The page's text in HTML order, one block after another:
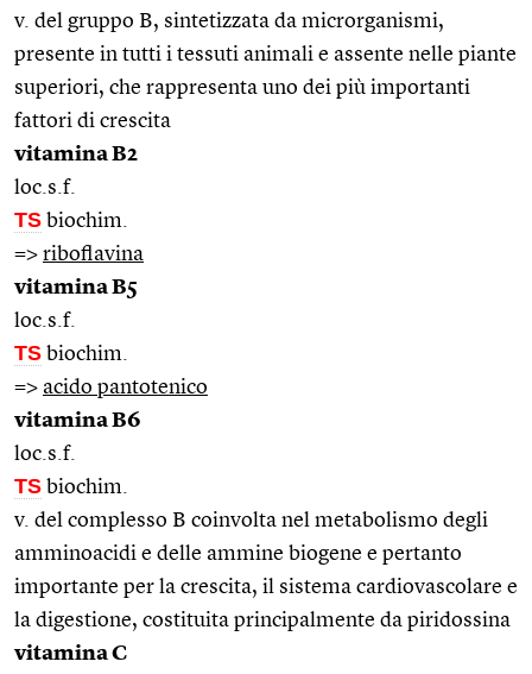
v. del gruppo B, sintetizzata da microrganismi,
presente in tutti i tessuti animali e assente nelle piante
superiori, che rappresenta uno dei più importanti
fattori di crescita
vitamina B2
loc.s.f.
TS biochim.
=> riboflavina
vitamina B5
loc.s.f.
TS biochim.
=> acido pantotenico
vitamina B6
loc.s.f.
TS biochim.
v. del complesso B coinvolta nel metabolismo degli
amminoacidi e delle ammine biogene e pertanto
importante per la crescita, il sistema cardiovascolare e
la digestione, costituita principalmente da piridossina
vitamina C